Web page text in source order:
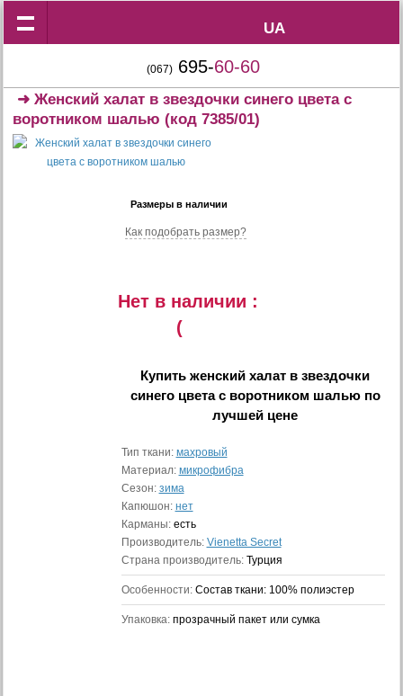
UA
UA
(067) 695-60-60
➜Женский халат в звездочки синего цвета с
воротником шалью (код 7385/01)
Размеры в наличии
Как подобрать размер?
Нет в наличии :
(
Купитьженский халат в звездочки
синего цвета с воротником шальюпо
лучшей цене
Тип ткани: махровый
Материал: микрофибра
Сезон: зима
Капюшон: нет
Карманы: есть
Производитель: Vienetta Secret
Страна производитель: Турция
Особенности: Состав ткани: 100% полиэстер
Упаковка: прозрачный пакет или сумка